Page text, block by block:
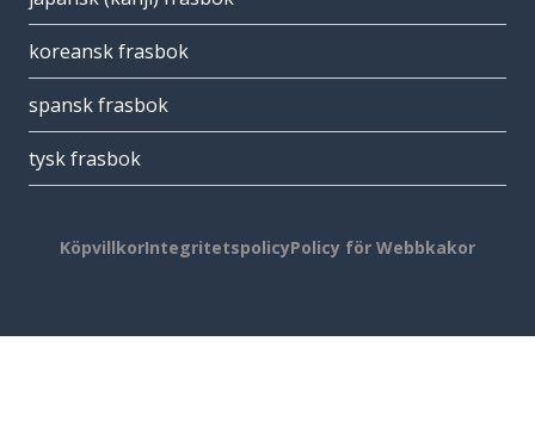
koreansk frasbok
spansk frasbok
tysk frasbok
KöpvillkorIntegritetspolicyPolicy för Webbkakor